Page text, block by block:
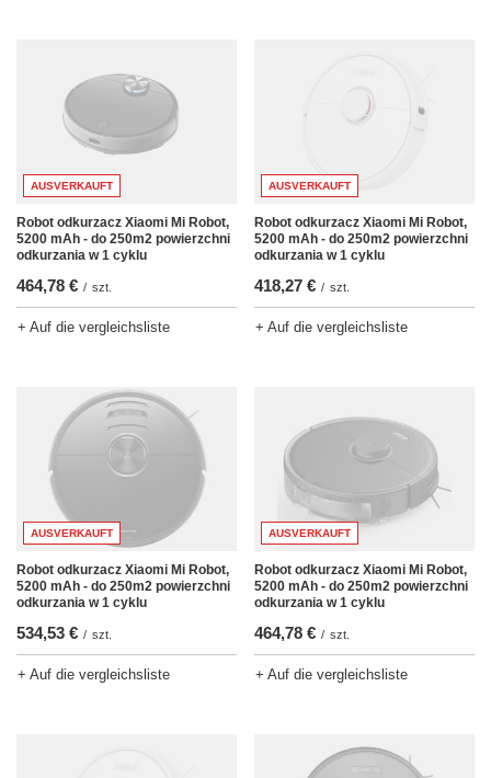
AUSVERKAUFT
Robot odkurzacz Xiaomi Mi Robot,
5200 mAh - do 250m2 powierzchni
odkurzania w 1 cyklu
464,78 € / szt.
+ Auf die vergleichsliste
AUSVERKAUFT
Robot odkurzacz Xiaomi Mi Robot,
5200 mAh - do 250m2 powierzchni
odkurzania w 1 cyklu
418,27 € / szt.
+ Auf die vergleichsliste
AUSVERKAUFT
Robot odkurzacz Xiaomi Mi Robot,
5200 mAh - do 250m2 powierzchni
odkurzania w 1 cyklu
534,53 € / szt.
+ Auf die vergleichsliste
AUSVERKAUFT
Robot odkurzacz Xiaomi Mi Robot,
5200 mAh - do 250m2 powierzchni
odkurzania w 1 cyklu
464,78 € / szt.
+ Auf die vergleichsliste